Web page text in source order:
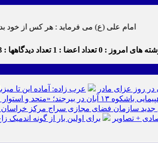
(ع) می فرماید : هر کس از خود بدگویی و انتقاد کند٬ خود را اصلاح کرده و هر کس خودستایی نماید٬ پس به تحقیق خویش
های امروز : 0 تعداد اعضا : 1 تعداد دیدگاهها : 3
در روز عزای مادر
عرب زاده: آماده این تا
۱۳ آبان در بیرجند؛ «متحد و استوار مقابل استکبار» + تصاویر
سازمان فضای مجازی سراج مرکز خراسان
+ تصاویر برای اولین بار از گونه